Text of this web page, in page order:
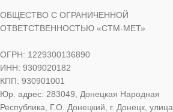
ДИАМЕТР ДИСКА
ОСОБЕННОСТИ
ОБЩЕСТВО С ОГРАНИЧЕННОЙ
ОТВЕТСТВЕННОСТЬЮ «СТМ-МЕТ»
ОГРН: 1229300136890
ИНН: 9309020182
КПП: 930901001
Юр. адрес: 283049, Донецкая Народная
Республика, Г.О. Донецкий, г. Донецк, улица